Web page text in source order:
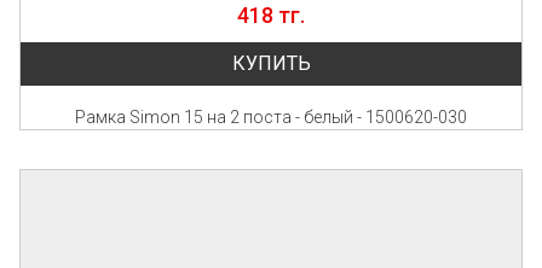
418 тг.
КУПИТЬ
Рамка Simon 15 на 2 поста - белый - 1500620-030